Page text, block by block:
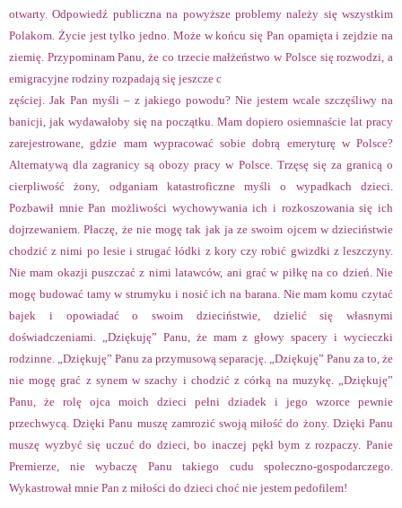
otwarty. Odpowiedź publiczna na powyższe problemy należy się wszystkim
Polakom. Życie jest tylko jedno. Może w końcu się Pan opamięta i zejdzie na
ziemię. Przypominam Panu, że co trzecie małżeństwo w Polsce się rozwodzi, a
emigracyjne rodziny rozpadają się jeszcze c
zęściej. Jak Pan myśli – z jakiego powodu? Nie jestem wcale szczęśliwy na
banicji, jak wydawałoby się na początku. Mam dopiero osiemnaście lat pracy
zarejestrowane, gdzie mam wypracować sobie dobrą emeryturę w Polsce?
Alternatywą dla zagranicy są obozy pracy w Polsce. Trzęsę się za granicą o
cierpliwość żony, odganiam katastroficzne myśli o wypadkach dzieci.
Pozbawił mnie Pan możliwości wychowywania ich i rozkoszowania się ich
dojrzewaniem. Płaczę, że nie mogę tak jak ja ze swoim ojcem w dzieciństwie
chodzić z nimi po lesie i strugać łódki z kory czy robić gwizdki z leszczyny.
Nie mam okazji puszczać z nimi latawców, ani grać w piłkę na co dzień. Nie
mogę budować tamy w strumyku i nosić ich na barana. Nie mam komu czytać
bajek i opowiadać o swoim dzieciństwie, dzielić się własnymi
doświadczeniami. „Dziękuję” Panu, że mam z głowy spacery i wycieczki
rodzinne. „Dziękuję” Panu za przymusową separację. „Dziękuję” Panu za to, że
nie mogę grać z synem w szachy i chodzić z córką na muzykę. „Dziękuję”
Panu, że rolę ojca moich dzieci pełni dziadek i jego wzorce pewnie
przechwycą. Dzięki Panu muszę zamrozić swoją miłość do żony. Dzięki Panu
muszę wyzbyć się uczuć do dzieci, bo inaczej pękł bym z rozpaczy. Panie
Premierze, nie wybaczę Panu takiego cudu społeczno-gospodarczego.
Wykastrował mnie Pan z miłości do dzieci choć nie jestem pedofilem!